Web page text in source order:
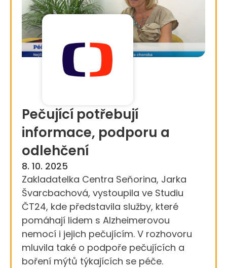
Pečující potřebují
informace, podporu a
odlehčení
8. 10. 2025
Zakladatelka Centra Seňorina, Jarka
Švarcbachová, vystoupila ve Studiu
ČT24, kde představila služby, které
pomáhají lidem s Alzheimerovou
nemocí i jejich pečujícím. V rozhovoru
mluvila také o podpoře pečujících a
boření mýtů týkajících se péče.